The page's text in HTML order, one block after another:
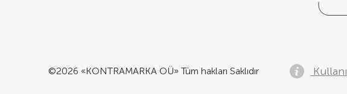
©2026 «KONTRAMARKA OÜ» Tüm hakları Saklıdır